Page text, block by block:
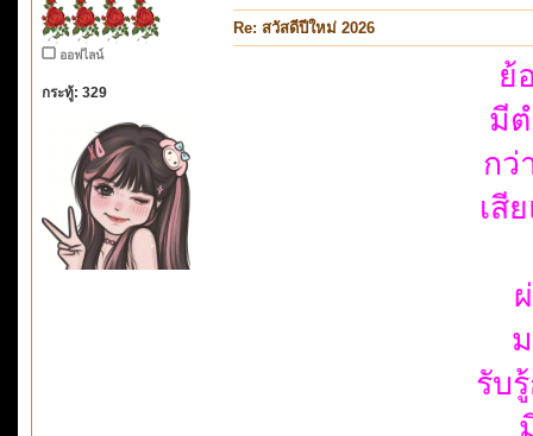
ออฟไลน์
กระทู้: 329
Re: สวัสดีปีใหม่ 2026
ย้
มี
กว่
เสี
รับ